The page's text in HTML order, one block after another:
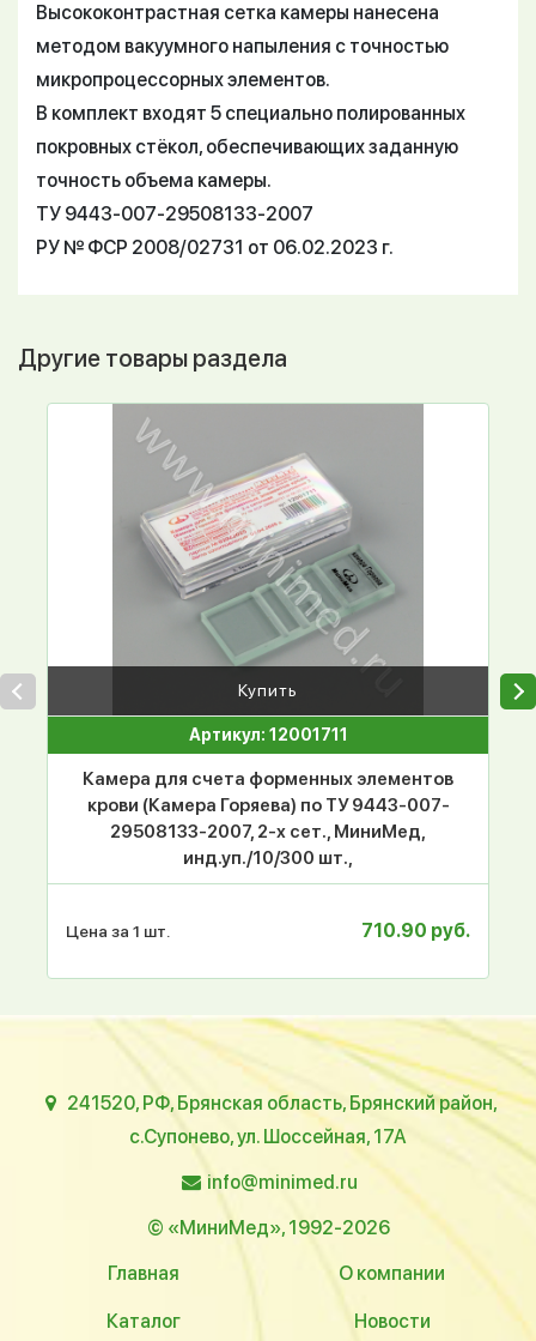
Высококонтрастная сетка камеры нанесена
методом вакуумного напыления с точностью
микропроцессорных элементов.
В комплект входят 5 специально полированных
покровных стёкол, обеспечивающих заданную
точность объема камеры.
ТУ 9443-007-29508133-2007
РУ № ФСР 2008/02731 от 06.02.2023 г.
Другие товары раздела
Купить
Артикул: 12001711
Камера для счета форменных элементов
крови (Камера Горяева) по ТУ 9443-007-
29508133-2007, 2-х сет., МиниМед,
инд.уп./10/300 шт.,
Цена за 1 шт. 710.90 руб.
241520, РФ, Брянская область, Брянский район,
с.Супонево, ул. Шоссейная, 17А
info@minimed.ru
© «МиниМед», 1992-2026
Главная
О компании
Каталог Новости